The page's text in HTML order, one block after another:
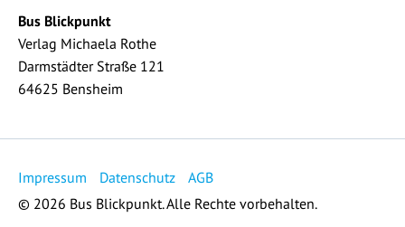
Bus Blickpunkt
Verlag Michaela Rothe
Darmstädter Straße 121
64625 Bensheim
Impressum Datenschutz
AGB
© 2026 Bus Blickpunkt. Alle Rechte vorbehalten.